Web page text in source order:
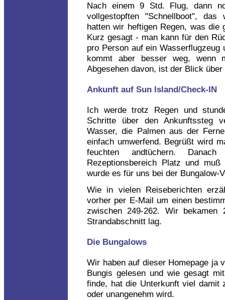
Nach einem 9 Std. Flug, dann
vollgestopften "Schnellboot",
hatten wir heftigen Regen, was die
Kurz gesagt - man kann für den
pro Person auf ein
kommt aber besser weg, wenn
Abgesehen davon, ist der Blick
Ankunft auf Sun Island/Check-IN
Ich werde trotz Regen und
Schritte über den Ankunftssteg
Wasser, die Palmen aus der
einfach umwerfend. Begrüßt wird
feuchten andtüchern.
Rezeptionsbereich Platz und
wurde es für uns bei der Bungalow-
Wie in vielen Reiseberichten
vorher per E-Mail um einen
zwischen 249-262. Wir
Strandabschnitt lag.
Die Bungalows
Wir haben auf dieser Homepage ja
Bungis gelesen und wie gesagt
finde, hat die Unterkunft viel damit
oder unangenehm wird.